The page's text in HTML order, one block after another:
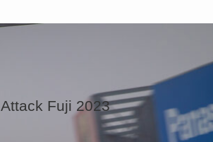
Attack Fuji 2023